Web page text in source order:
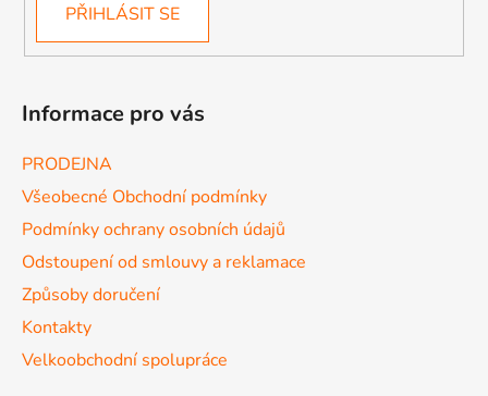
PŘIHLÁSIT SE
Informace pro vás
PRODEJNA
Všeobecné Obchodní podmínky
Podmínky ochrany osobních údajů
Odstoupení od smlouvy a reklamace
Způsoby doručení
Kontakty
Velkoobchodní spolupráce